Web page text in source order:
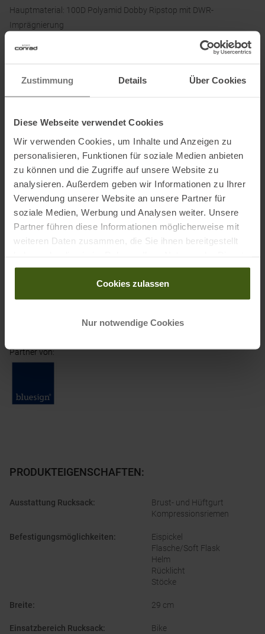
Zustimmung Details Über Cookies
Diese Webseite verwendet Cookies
Wir verwenden Cookies, um Inhalte und Anzeigen zu
personalisieren, Funktionen für soziale Medien anbieten
zu können und die Zugriffe auf unsere Website zu
analysieren. Außerdem geben wir Informationen zu Ihrer
Verwendung unserer Website an unsere Partner für
soziale Medien, Werbung und Analysen weiter. Unsere
Partner führen diese Informationen möglicherweise mit
weiteren Daten zusammen, die Sie ihnen bereitgestellt
gesammelt haben.
Cookies zulassen
Nur notwendige Cookies
Hauptmaterial: 100D Polyamid Dobby Ripstop mit DWR-
Imprägnierung
Name des Herstellers:Osprey Europe Ltd
Postanschrift des Herstellers:Talon House, Aston Way, Poole,
BH12 4FE, Großbritannien
Elektronische Adresse des Herstellers:cs-
ospreyeurope@helenoftroy.com
Name des Einführers:
Postanschrift des Einführers:
Herikerbergweg 238, 1101 CM
Amsterdam, Niederlande
Partner von:
PRODUKTEIGENSCHAFTEN:
Ausstattung Rucksack:
Brust- und Hüftgurt
Kompressionsriemen
Befestigungsmöglichkeiten:
Eispickel
Flasche/Soft Flask
Helm
Rücklicht
Stöcke
Breite: 29 cm
Einsatzbereich Rucksack:
Bike